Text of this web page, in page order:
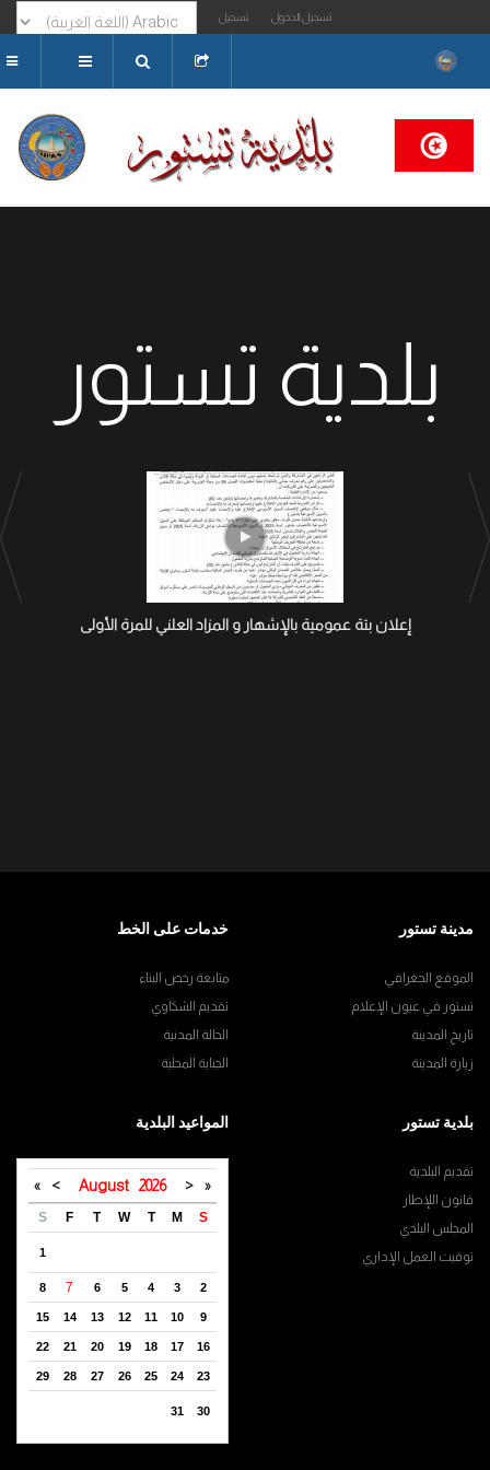
تسجيل الدخول تسجيل
البحث...
بلدية تستور
إعلان بتة عمومية بالإشهار و المزاد العلني للمرة الأولى
مدينة تستور
الموقع الجغرافي
تستور في عيون الإعلام
تاريخ المدينة
زيارة المدينة
خدمات على الخط
متابعة رخص البناء
تقديم الشكاوي
الحالة المدنية
الجباية المحلية
بلدية تستور
تقديم البلدية
قانون اللإطار
المجلس البلدي
توقيت العمل الإداري
المواعيد البلدية
«
<
August 2026
>
»
S
M
T
W
T
F
S
1
2
3
4
5
6
7
8
9
10
11
12
13
14
15
16
17
18
19
20
21
22
23
24
25
26
27
28
29
30
31